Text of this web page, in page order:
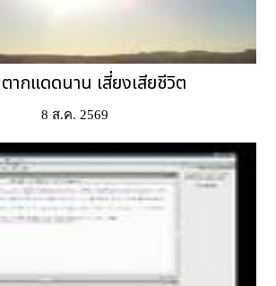
ากแดดนาน เสี่ยงเสียชีวิต
8 ส.ค. 2569